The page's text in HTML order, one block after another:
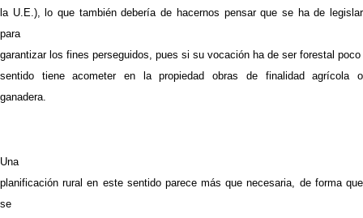
la U.E.), lo que también debería de hacernos pensar que se ha de legislar
para
garantizar los fines perseguidos, pues si su vocación ha de ser forestal poco
sentido tiene acometer en la propiedad obras de finalidad agrícola o
ganadera.
Una
planificación rural en este sentido parece más que necesaria, de forma que
se